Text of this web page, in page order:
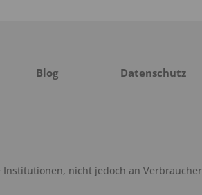
Blog Datenschutz
nicht jedoch an Verbraucher